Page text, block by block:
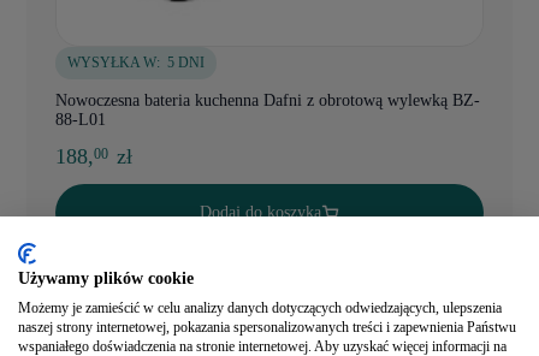
WYSYŁKA W: 5 DNI
Nowoczesna bateria kuchenna Dafni z obrotową wylewką BZ-
88-L01
188,00 zł
Dodaj do koszyka
Używamy plików cookie
Możemy je zamieścić w celu analizy danych dotyczących odwiedzających, ulepszenia
naszej strony internetowej, pokazania spersonalizowanych treści i zapewnienia Państwu
wspaniałego doświadczenia na stronie internetowej. Aby uzyskać więcej informacji na